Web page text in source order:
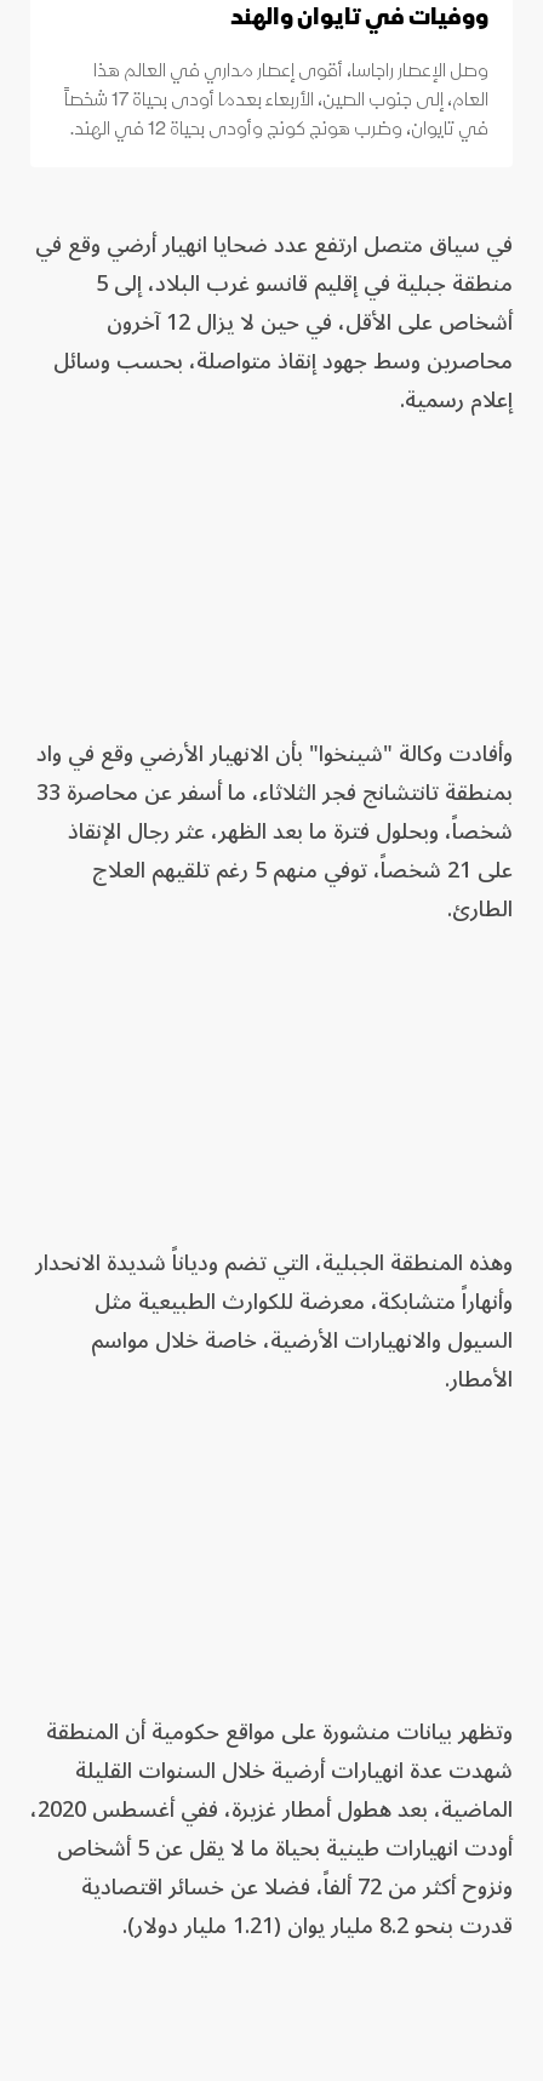
ووفيات في تايوان والهند
وصل الإعصار راجاسا، أقوى إعصار مداري في العالم هذا
العام، إلى جنوب الصين، الأربعاء بعدما أودى بحياة 17 شخصاً
في تايوان، وضرب هونج كونج وأودى بحياة 12 في الهند.
في سياق متصل ارتفع عدد ضحايا انهيار أرضي وقع في
منطقة جبلية ⁠في إقليم قانسو غرب ‌البلاد، إلى 5
أشخاص على الأقل، في حين لا يزال 12 آخرون
محاصرين وسط جهود إنقاذ ​متواصلة، بحسب وسائل
إعلام رسمية.
وأفادت وكالة "شينخوا" بأن الانهيار الأرضي وقع في واد
بمنطقة تانتشانج فجر الثلاثاء، ما أسفر ⁠عن محاصرة 33
شخصاً، وبحلول فترة ما بعد الظهر، عثر رجال الإنقاذ
على 21 شخصاً، توفي منهم 5 رغم تلقيهم العلاج
الطارئ.
وهذه ​المنطقة الجبلية، التي تضم ودياناً شديدة الانحدار
وأنهاراً متشابكة، معرضة للكوارث الطبيعية مثل
السيول والانهيارات الأرضية، خاصة خلال مواسم
الأمطار.
وتظهر بيانات منشورة على ⁠مواقع حكومية أن المنطقة
شهدت عدة انهيارات أرضية ​خلال ​السنوات القليلة
الماضية، بعد هطول أمطار غزيرة، ففي أغسطس 2020،
أودت انهيارات طينية بحياة ما لا يقل عن 5 أشخاص
ونزوح ​أكثر من 72 ألفاً، فضلا عن خسائر ⁠اقتصادية
قدرت بنحو 8.2 مليار يوان (1.21 ​مليار دولار).